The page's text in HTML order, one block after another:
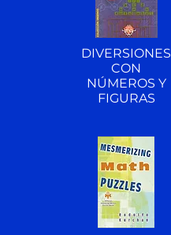
DIVERSIONES
CON
NÚMEROS Y
FIGURAS